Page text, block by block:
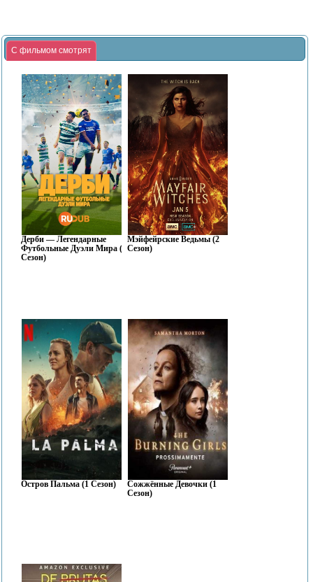
С фильмом смотрят
Дерби — Легендарные
Футбольные Дуэли Мира (1
Сезон)
Мэйфейрские Ведьмы (2
Сезон)
Остров Пальма (1 Сезон)
Сожжённые Девочки (1
Сезон)